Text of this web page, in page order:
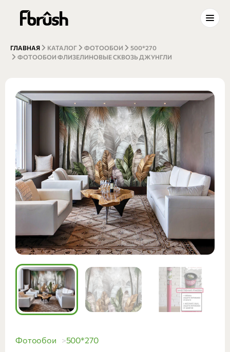
ГЛАВНАЯ КАТАЛОГ ФОТООБОИ
500*270
ФОТООБОИ ФЛИЗЕЛИНОВЫЕ СКВОЗЬ ДЖУНГЛИ
Фотообои 500*270